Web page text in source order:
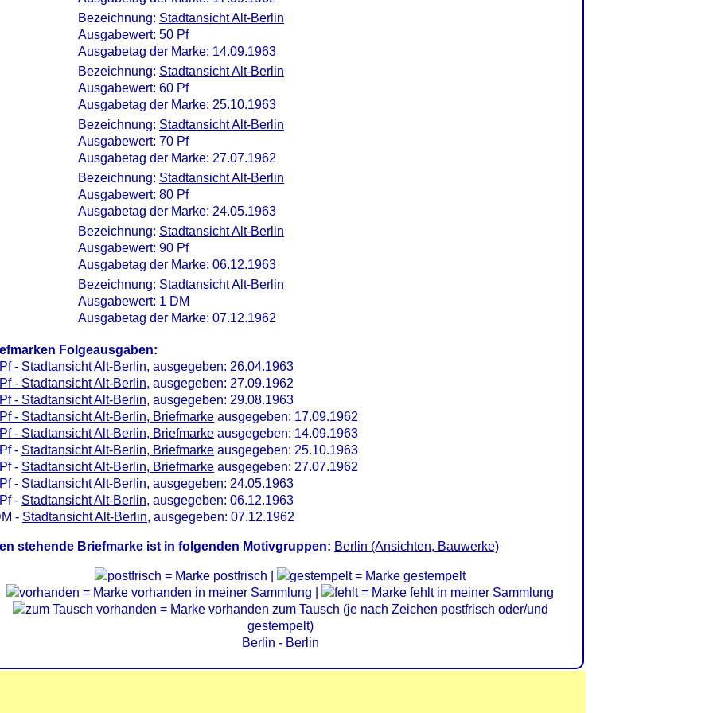
Bezeichnung: Stadtansicht Alt-Berlin
Ausgabewert: 50 Pf
Ausgabetag der Marke: 14.09.1963
Bezeichnung: Stadtansicht Alt-Berlin
Ausgabewert: 60 Pf
Ausgabetag der Marke: 25.10.1963
Bezeichnung: Stadtansicht Alt-Berlin
Ausgabewert: 70 Pf
Ausgabetag der Marke: 27.07.1962
Bezeichnung: Stadtansicht Alt-Berlin
Ausgabewert: 80 Pf
Ausgabetag der Marke: 24.05.1963
Bezeichnung: Stadtansicht Alt-Berlin
Ausgabewert: 90 Pf
Ausgabetag der Marke: 06.12.1963
Bezeichnung: Stadtansicht Alt-Berlin
Ausgabewert: 1 DM
Ausgabetag der Marke: 07.12.1962
Folgeausgaben:
- Stadtansicht Alt-Berlin, ausgegeben: 26.04.1963
- Stadtansicht Alt-Berlin, ausgegeben: 27.09.1962
- Stadtansicht Alt-Berlin, ausgegeben: 29.08.1963
- Stadtansicht Alt-Berlin, Briefmarke ausgegeben: 17.09.1962
- Stadtansicht Alt-Berlin, Briefmarke ausgegeben: 14.09.1963
- Stadtansicht Alt-Berlin, Briefmarke ausgegeben: 25.10.1963
- Stadtansicht Alt-Berlin, Briefmarke ausgegeben: 27.07.1962
- Stadtansicht Alt-Berlin, ausgegeben: 24.05.1963
- Stadtansicht Alt-Berlin, ausgegeben: 06.12.1963
- Stadtansicht Alt-Berlin, ausgegeben: 07.12.1962
stehende Briefmarke ist in folgenden Motivgruppen: Berlin (Ansichten, Bauwerke)
= Marke postfrisch |
= Marke gestempelt
= Marke vorhanden in meiner Sammlung |
= Marke fehlt in meiner Sammlung
= Marke vorhanden zum Tausch (je nach Zeichen postfrisch oder/und
gestempelt)
Berlin - Berlin